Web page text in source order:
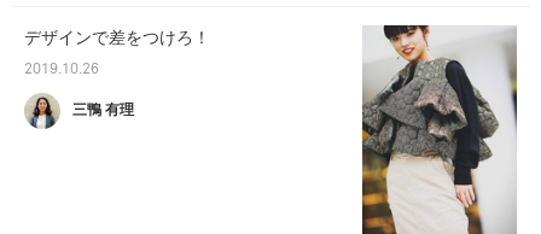
デザインで差をつけろ！
2019.10.26
三鴨 有理